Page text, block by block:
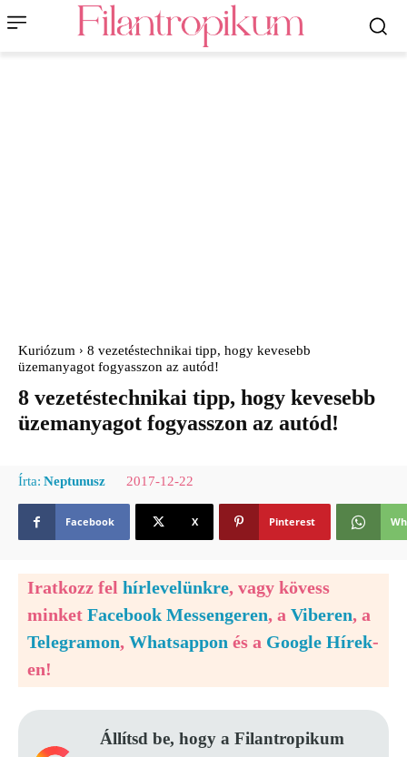
Kuriózum
8 vezetéstechnikai tipp, hogy kevesebb
üzemanyagot fogyasszon az autód!
8 vezetéstechnikai tipp, hogy kevesebb
üzemanyagot fogyasszon az autód!
Írta: Neptunusz 2017-12-22
Facebook X Pinterest
Iratkozz fel hírlevelünkre, vagy kövess
minket Facebook Messengeren, a Viberen, a
Telegramon, Whatsappon és a Google Hírek-
en!
Állítsd be, hogy a Filantropikum